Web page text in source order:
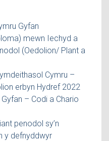
Gyfan
mewn Iechyd a
(Oedolion/ Plant a
Cymru –
erbyn Hydref 2022
– Codi a Chario
penodol sy’n
y defnyddwyr